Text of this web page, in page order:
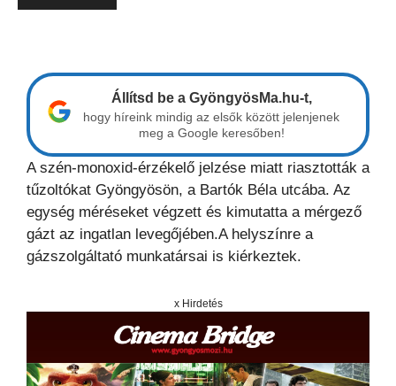
Állítsd be a GyöngyösMa.hu-t,
hogy híreink mindig az elsők között jelenjenek
meg a Google keresőben!
A szén-monoxid-érzékelő jelzése miatt riasztották a
tűzoltókat Gyöngyösön, a Bartók Béla utcába. Az
egység méréseket végzett és kimutatta a mérgező
gázt az ingatlan levegőjében.A helyszínre a
gázszolgáltató munkatársai is kiérkeztek.
x Hirdetés